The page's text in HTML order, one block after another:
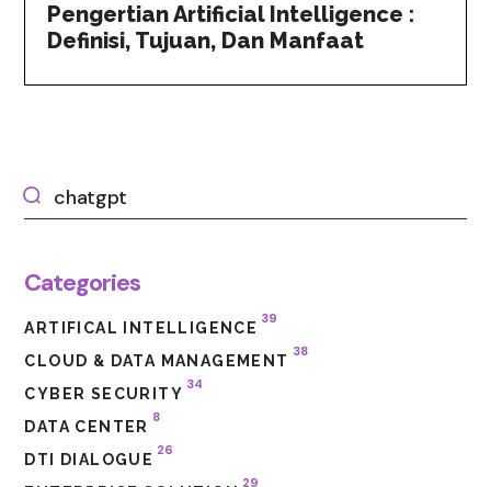
Pengertian Artificial Intelligence :
Definisi, Tujuan, Dan Manfaat
Categories
ARTIFICAL INTELLIGENCE
39
CLOUD & DATA MANAGEMENT
38
CYBER SECURITY
34
DATA CENTER
8
DTI DIALOGUE
26
29